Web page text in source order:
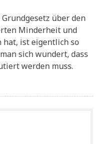
über den
Min­der­heit und
hat, ist eigent­lich so
sich wun­dert, dass
wer­den muss.